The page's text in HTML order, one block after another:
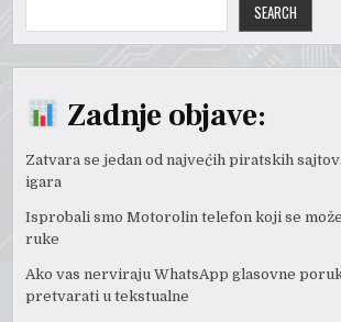
SEARCH
Zadnje objave:
Zatvara se jedan od najvećih piratskih
igara
Isprobali smo Motorolin telefon koji se
ruke
Ako vas nerviraju WhatsApp glasovne
pretvarati u tekstualne